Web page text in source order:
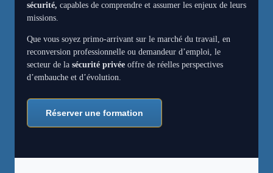
sécurité, capables de comprendre et assumer les enjeux de leurs
missions.
Que vous soyez primo-arrivant sur le marché du travail, en
reconversion professionnelle ou demandeur d’emploi, le
secteur de la sécurité privée offre de réelles perspectives
d’embauche et d’évolution.
Réserver une formation